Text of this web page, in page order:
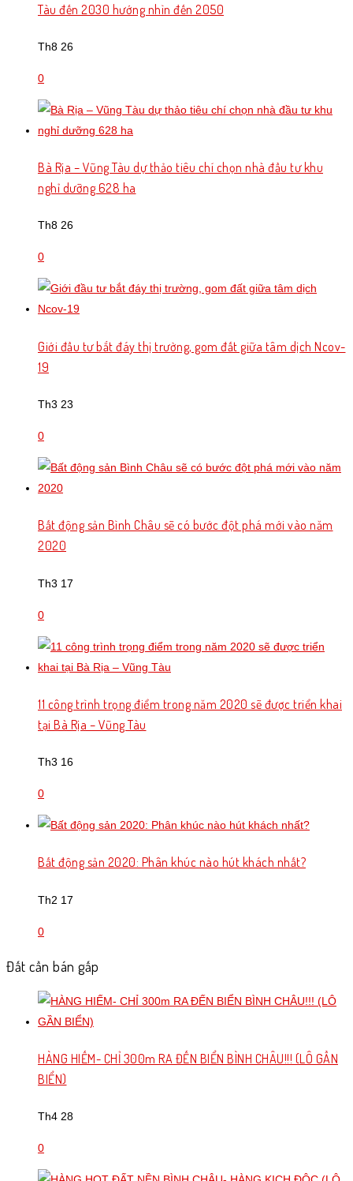
Tàu đến 2030 hướng nhìn đến 2050
Th8 26
0
Bà Rịa – Vũng Tàu dự thảo tiêu chí chọn nhà đầu tư khu
nghỉ dưỡng 628 ha
Th8 26
0
Giới đầu tư bắt đáy thị trường, gom đất giữa tâm dịch Ncov-
19
Th3 23
0
Bất động sản Bình Châu sẽ có bước đột phá mới vào năm
2020
Th3 17
0
11 công trình trọng điểm trong năm 2020 sẽ được triển khai
tại Bà Rịa – Vũng Tàu
Th3 16
0
Bất động sản 2020: Phân khúc nào hút khách nhất?
Th2 17
0
Đất cần bán gấp
HÀNG HIẾM- CHỈ 300m RA ĐẾN BIỂN BÌNH CHÂU!!! (LÔ GẦN
BIỂN)
Th4 28
0